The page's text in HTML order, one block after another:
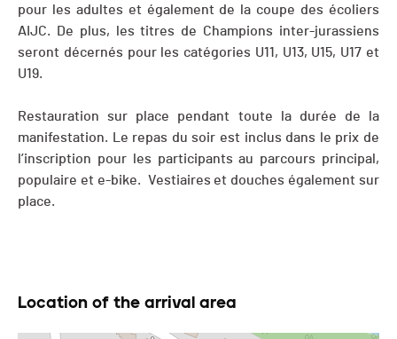
pour les adultes et également de la coupe des écoliers
AIJC. De plus, les titres de Champions inter-jurassiens
seront décernés pour les catégories U11, U13, U15, U17 et
U19.
Restauration sur place pendant toute la durée de la
manifestation. Le repas du soir est inclus dans le prix de
l’inscription pour les participants au parcours principal,
populaire et e-bike. Vestiaires et douches également sur
place.
Location of the arrival area